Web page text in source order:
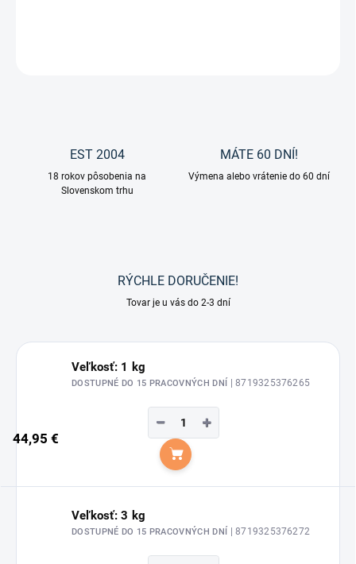
EST 2004
18 rokov pôsobenia na
Slovenskom trhu
MÁTE 60 DNÍ!
Výmena alebo vrátenie do 60 dní
RÝCHLE DORUČENIE!
Tovar je u vás do 2-3 dní
Veľkosť: 1 kg
DOSTUPNÉ DO 15 PRACOVNÝCH DNÍ | 8719325376265
44,95 €
+
−
Do košíka
Veľkosť: 3 kg
DOSTUPNÉ DO 15 PRACOVNÝCH DNÍ | 8719325376272